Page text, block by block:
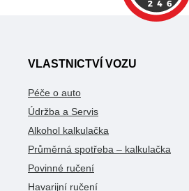
VLASTNICTVÍ VOZU
Péče o auto
Údržba a Servis
Alkohol kalkulačka
Průměrná spotřeba – kalkulačka
Povinné ručení
Havarijní ručení